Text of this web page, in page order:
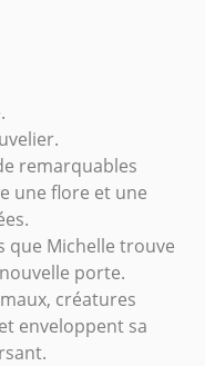
remarquables
une flore et une
que Michelle trouve
porte.
créatures
enveloppent sa